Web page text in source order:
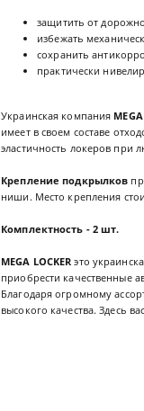
защитить от
избежать
сохранить
практически
Украинская компания
имеет в своем составе
эластичность локеров при
Крепление подкрылков
ниши. Место крепления
Комплектность - 2 шт.
MEGA LOCKER это
приобрести качественные
Благодаря огромному
высокого качества. Здесь